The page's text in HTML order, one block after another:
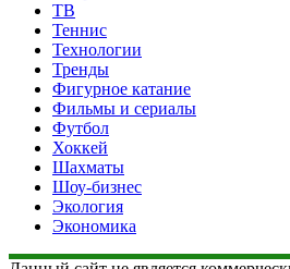
ТВ
Теннис
Технологии
Тренды
Фигурное катание
Фильмы и сериалы
Футбол
Хоккей
Шахматы
Шоу-бизнес
Экология
Экономика